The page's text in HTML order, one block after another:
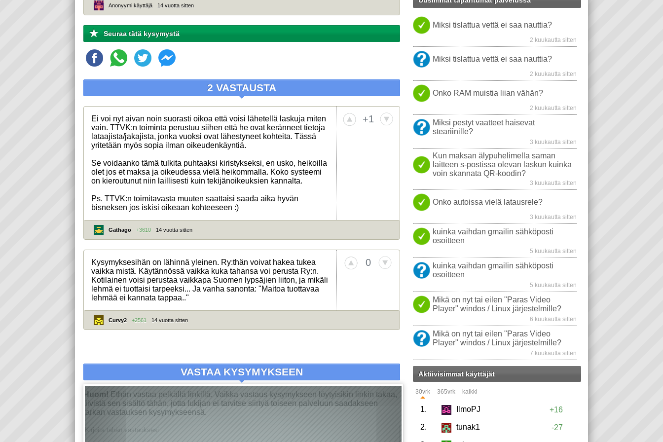
Anonyymi käyttäjä 14 vuotta sitten
Seuraa tätä kysymystä
2 VASTAUSTA
Ei voi nyt aivan noin suorasti oikoa että voisi lähetellä laskuja miten
vain. TTVK:n toiminta perustuu siihen että he ovat keränneet tietoja
lataajista/jakajista, jonka vuoksi ovat lähestyneet kohteita. Tässä
yritetään myös sopia ilman oikeudenkäyntiä.
Se voidaanko tämä tulkita puhtaaksi kiristykseksi, en usko, heikoilla
olet jos et maksa ja oikeudessa vielä heikommalla. Koko systeemi
on kieroutunut niin laillisesti kuin tekijänoikeuksien kannalta.
Ps. TTVK:n toimitavasta muuten saattaisi saada aika hyvän
bisneksen jos iskisi oikeaan kohteeseen :)
+1
Gathago +3610 14 vuotta sitten
Kysymyksesihän on lähinnä yleinen. Ry:thän voivat hakea tukea
vaikka mistä. Käytännössä vaikka kuka tahansa voi perusta Ry:n.
Kotilainen voisi perustaa vaikkapa Suomen lypsäjien liiton, ja mikäli
lehmä ei tuottaisi tarpeeksi... Ja vanha sanonta: "Maitoa tuottavaa
lehmää ei kannata tappaa.."
0
Curvy2 +2561 14 vuotta sitten
VASTAA KYSYMYKSEEN
Huom! Ethän vastaa pelkällä linkillä. Vaikka vastaus kysymykseen löytyisikin linkin takaa,
tiivistä sen sisältö tähän, jotta lukijan ei tarvitse siirtyä toiseen palveluun saadakseen
tarkan vastauksen kysymykseensä.
PARAS VIDEO PLAYER
TISLATTU VESI VAATE
KANNETTAVAT TIETOKONEET
NOKIA PROSESSORIT WINDOWS VISTA
KOVALEVYT NÄYTÖT ONGELMA
WLAN
USB AJURIT VIRUSTORJUNTA
YOUTUBE
LINUX VIDEON TOISTO SAMSUNG
Miksi tislattua vettä ei saa nauttia?
2 kuukautta sitten
Miksi tislattua vettä ei saa nauttia?
2 kuukautta sitten
Onko RAM muistia liian vähän?
2 kuukautta sitten
Miksi pestyt vaatteet haisevat
steariinille?
3 kuukautta sitten
Kun maksan älypuhelimella saman
laitteen s-postissa olevan laskun kuinka
voin skannata QR-koodin?
3 kuukautta sitten
Onko autoissa vielä latausrele?
3 kuukautta sitten
kuinka vaihdan gmailin sähköposti
osoitteen
5 kuukautta sitten
kuinka vaihdan gmailin sähköposti
osoitteen
5 kuukautta sitten
Mikä on nyt tai eilen "Paras Video
Player" windos / Linux järjestelmille?
6 kuukautta sitten
Mikä on nyt tai eilen "Paras Video
Player" windos / Linux järjestelmille?
7 kuukautta sitten
Aktiivisimmat käyttäjät
30vrk 365vrk kaikki
1. IlmoPJ +16
2. tunak1 -27